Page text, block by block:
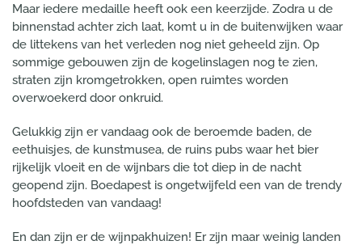
Maar iedere medaille heeft ook een keerzijde. Zodra u de
binnenstad achter zich laat, komt u in de buitenwijken waar
de littekens van het verleden nog niet geheeld zijn. Op
sommige gebouwen zijn de kogelinslagen nog te zien,
straten zijn kromgetrokken, open ruimtes worden
overwoekerd door onkruid.
Gelukkig zijn er vandaag ook de beroemde baden, de
eethuisjes, de kunstmusea, de ruins pubs waar het bier
rijkelijk vloeit en de wijnbars die tot diep in de nacht
geopend zijn. Boedapest is ongetwijfeld een van de trendy
hoofdsteden van vandaag!
En dan zijn er de wijnpakhuizen! Er zijn maar weinig landen